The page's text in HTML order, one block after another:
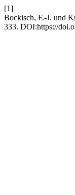
[1]
Bockisch, F.-J. und
333. DOI:https://